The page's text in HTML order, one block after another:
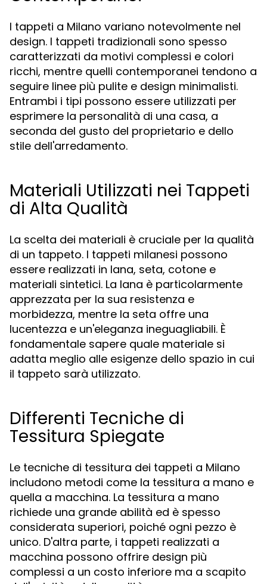
I tappeti a Milano variano notevolmente nel
design. I tappeti tradizionali sono spesso
caratterizzati da motivi complessi e colori
ricchi, mentre quelli contemporanei tendono a
seguire linee più pulite e design minimalisti.
Entrambi i tipi possono essere utilizzati per
esprimere la personalità di una casa, a
seconda del gusto del proprietario e dello
stile dell'arredamento.
Materiali Utilizzati nei Tappeti
di Alta Qualità
La scelta dei materiali è cruciale per la qualità
di un tappeto. I tappeti milanesi possono
essere realizzati in lana, seta, cotone e
materiali sintetici. La lana è particolarmente
apprezzata per la sua resistenza e
morbidezza, mentre la seta offre una
lucentezza e un'eleganza ineguagliabili. È
fondamentale sapere quale materiale si
adatta meglio alle esigenze dello spazio in cui
il tappeto sarà utilizzato.
Differenti Tecniche di
Tessitura Spiegate
Le tecniche di tessitura dei tappeti a Milano
includono metodi come la tessitura a mano e
quella a macchina. La tessitura a mano
richiede una grande abilità ed è spesso
considerata superiori, poiché ogni pezzo è
unico. D'altra parte, i tappeti realizzati a
macchina possono offrire design più
complessi a un costo inferiore ma a scapito